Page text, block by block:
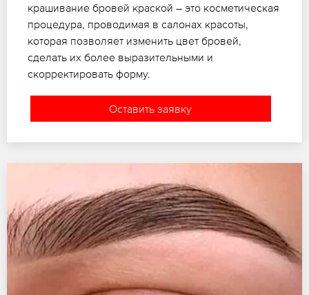
крашивание бровей краской – это косметическая
процедура, проводимая в салонах красоты,
которая позволяет изменить цвет бровей,
сделать их более выразительными и
скорректировать форму.
Оставить заявку